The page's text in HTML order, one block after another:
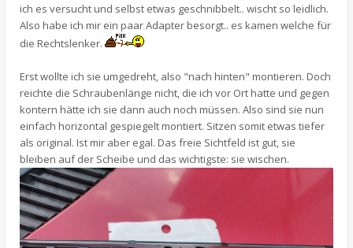
ich es versucht und selbst etwas geschnibbelt.. wischt so leidlich.
Also habe ich mir ein paar Adapter besorgt.. es kamen welche für
die Rechtslenker.
Erst wollte ich sie umgedreht, also "nach hinten" montieren. Doch
reichte die Schraubenlänge nicht, die ich vor Ort hatte und gegen
kontern hätte ich sie dann auch noch müssen. Also sind sie nun
einfach horizontal gespiegelt montiert. Sitzen somit etwas tiefer
als original. Ist mir aber egal. Das freie Sichtfeld ist gut, sie
bleiben auf der Scheibe und das wichtigste: sie wischen.